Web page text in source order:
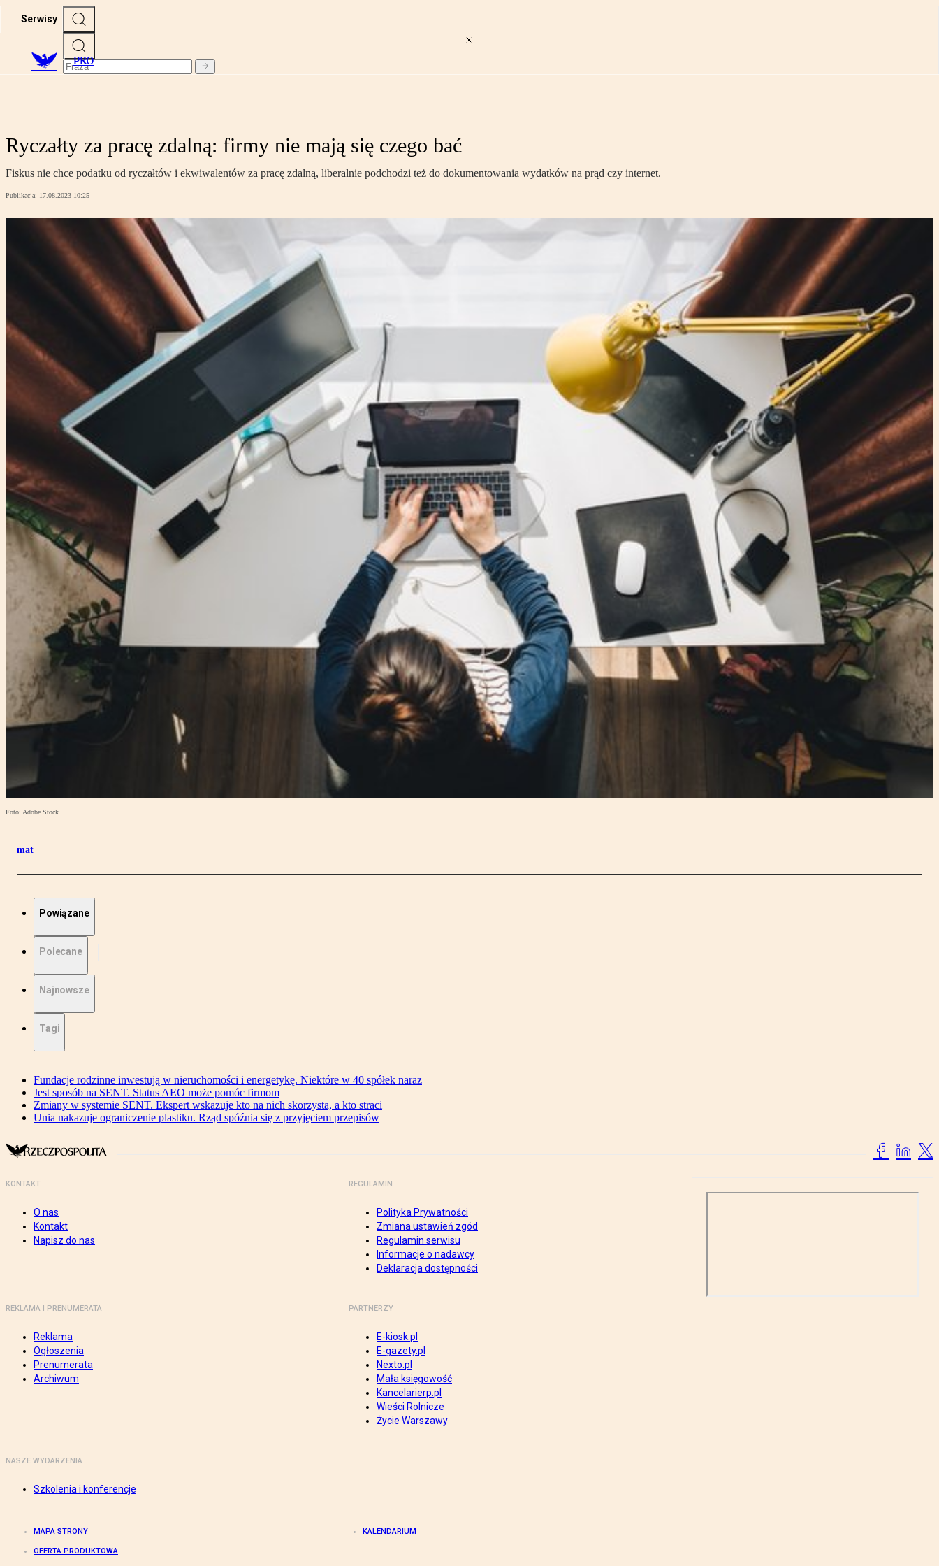
Serwisy
PRO
Ryczałty za pracę zdalną: firmy nie mają się czego bać
Fiskus nie chce podatku od ryczałtów i ekwiwalentów za pracę zdalną, liberalnie podchodzi też do dokumentowania wydatków na prąd czy internet.
Publikacja: 17.08.2023 10:25
Foto: Adobe Stock
mat
Powiązane
Polecane
Najnowsze
Tagi
Fundacje rodzinne inwestują w nieruchomości i energetykę. Niektóre w 40 spółek naraz
Jest sposób na SENT. Status AEO może pomóc firmom
Zmiany w systemie SENT. Ekspert wskazuje kto na nich skorzysta, a kto straci
Unia nakazuje ograniczenie plastiku. Rząd spóźnia się z przyjęciem przepisów
KONTAKT
O nas
Kontakt
Napisz do nas
REGULAMIN
Polityka Prywatności
Zmiana ustawień zgód
Regulamin serwisu
Informacje o nadawcy
Deklaracja dostępności
REKLAMA I PRENUMERATA
Reklama
Ogłoszenia
Prenumerata
Archiwum
PARTNERZY
E-kiosk.pl
E-gazety.pl
Nexto.pl
Mała księgowość
Kancelarierp.pl
Wieści Rolnicze
Życie Warszawy
NASZE WYDARZENIA
Szkolenia i konferencje
MAPA STRONY KALENDARIUM
OFERTA PRODUKTOWA